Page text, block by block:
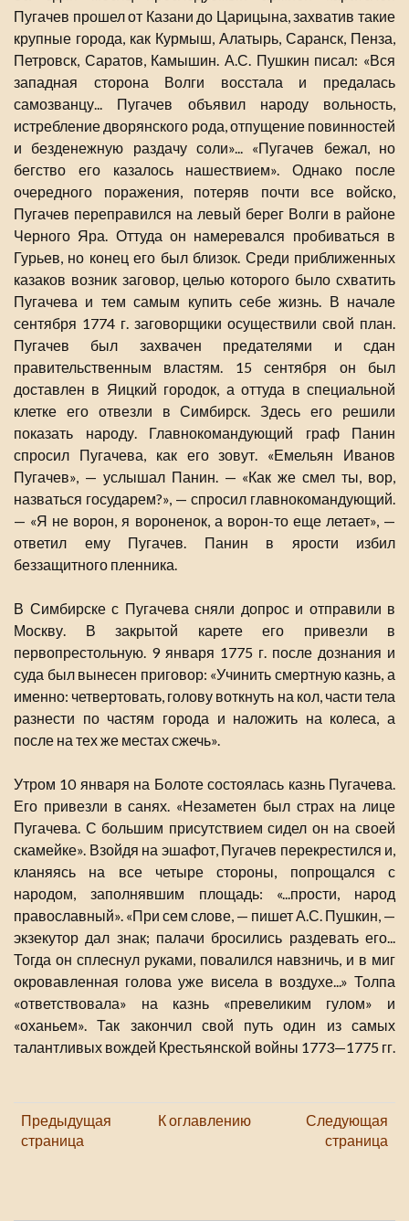
Пугачев прошел от Казани до Царицына, захватив такие
крупные города, как Курмыш, Алатырь, Саранск, Пенза,
Петровск, Саратов, Камышин. А.С. Пушкин писал: «Вся
западная сторона Волги восстала и предалась
самозванцу... Пугачев объявил народу вольность,
истребление дворянского рода, отпущение повинностей
и безденежную раздачу соли»... «Пугачев бежал, но
бегство его казалось нашествием». Однако после
очередного поражения, потеряв почти все войско,
Пугачев переправился на левый берег Волги в районе
Черного Яра. Оттуда он намеревался пробиваться в
Гурьев, но конец его был близок. Среди приближенных
казаков возник заговор, целью которого было схватить
Пугачева и тем самым купить себе жизнь. В начале
сентября 1774 г. заговорщики осуществили свой план.
Пугачев был захвачен предателями и сдан
правительственным властям. 15 сентября он был
доставлен в Яицкий городок, а оттуда в специальной
клетке его отвезли в Симбирск. Здесь его решили
показать народу. Главнокомандующий граф Панин
спросил Пугачева, как его зовут. «Емельян Иванов
Пугачев», — услышал Панин. — «Как же смел ты, вор,
назваться государем?», — спросил главнокомандующий.
— «Я не ворон, я вороненок, а ворон-то еще летает», —
ответил ему Пугачев. Панин в ярости избил
беззащитного пленника.
В Симбирске с Пугачева сняли допрос и отправили в
Москву. В закрытой карете его привезли в
первопрестольную. 9 января 1775 г. после дознания и
суда был вынесен приговор: «Учинить смертную казнь, а
именно: четвертовать, голову воткнуть на кол, части тела
разнести по частям города и наложить на колеса, а
после на тех же местах сжечь».
Утром 10 января на Болоте состоялась казнь Пугачева.
Его привезли в санях. «Незаметен был страх на лице
Пугачева. С большим присутствием сидел он на своей
скамейке». Взойдя на эшафот, Пугачев перекрестился и,
кланяясь на все четыре стороны, попрощался с
народом, заполнявшим площадь: «...прости, народ
православный». «При сем слове, — пишет А.С. Пушкин, —
экзекутор дал знак; палачи бросились раздевать его...
Тогда он сплеснул руками, повалился навзничь, и в миг
окровавленная голова уже висела в воздухе...» Толпа
«ответствовала» на казнь «превеликим гулом» и
«оханьем». Так закончил свой путь один из самых
талантливых вождей Крестьянской войны 1773—1775 гг.
Предыдущая
страница
К оглавлению
Следующая
страница